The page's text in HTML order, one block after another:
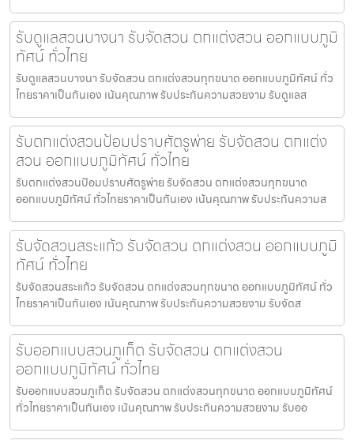
รับดูแลสวนบางนา รับจัดสวน ตกแต่งสวน ออกแบบภูมิ
ทัศน์ ทั่วไทย
รับดูแลสวนบางนา รับจัดสวน ตกแต่งสวนทุกขนาด ออกแบบภูมิทัศน์ ทั่ว
ไทยราคาเป็นกันเอง เน้นคุณภาพ รับประกันความสวยงาม รับดูแลส
รับตกแต่งสวนป้อมปราบศัตรูพ่าย รับจัดสวน ตกแต่ง
สวน ออกแบบภูมิทัศน์ ทั่วไทย
รับตกแต่งสวนป้อมปราบศัตรูพ่าย รับจัดสวน ตกแต่งสวนทุกขนาด
ออกแบบภูมิทัศน์ ทั่วไทยราคาเป็นกันเอง เน้นคุณภาพ รับประกันความส
รับจัดสวนสระแก้ว รับจัดสวน ตกแต่งสวน ออกแบบภูมิ
ทัศน์ ทั่วไทย
รับจัดสวนสระแก้ว รับจัดสวน ตกแต่งสวนทุกขนาด ออกแบบภูมิทัศน์ ทั่ว
ไทยราคาเป็นกันเอง เน้นคุณภาพ รับประกันความสวยงาม รับจัดส
รับออกแบบสวนภูเก็ต รับจัดสวน ตกแต่งสวน
ออกแบบภูมิทัศน์ ทั่วไทย
รับออกแบบสวนภูเก็ต รับจัดสวน ตกแต่งสวนทุกขนาด ออกแบบภูมิทัศน์
ทั่วไทยราคาเป็นกันเอง เน้นคุณภาพ รับประกันความสวยงาม รับออ